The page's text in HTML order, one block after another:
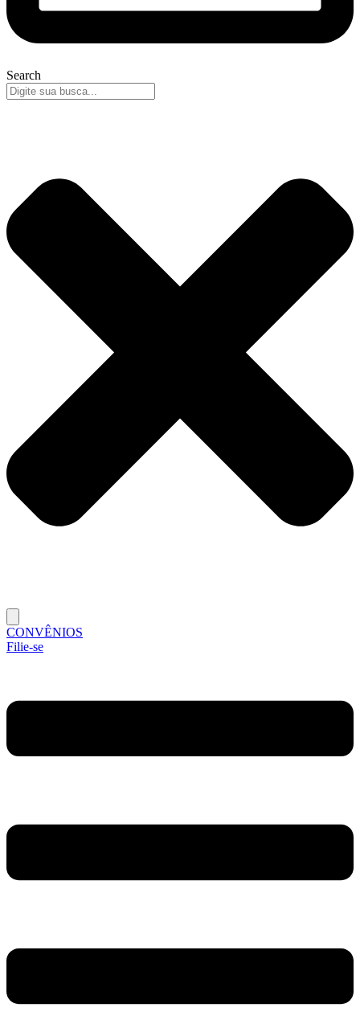
Search
CONVÊNIOS
Filie-se